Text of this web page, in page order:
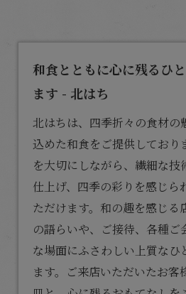
和食とともに心に残るひ
ます - 北はち
北はちは、四季折々の食材の
込めた和食をご提供しており
を大切にしながら、繊細な技
仕上げ、四季の彩りを感じら
ただけます。和の趣を感じる
の語らいや、ご接待、各種ご
な場面にふさわしい上質なひ
ます。ご来店いただいたお客